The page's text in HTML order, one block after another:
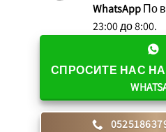
WhatsAppПо
23:00 до 8:00.
СПРОСИТЕ НАС